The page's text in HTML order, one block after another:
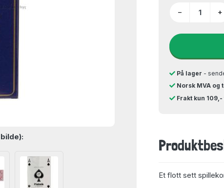
− +
På lager -
Norsk MVA og
Frakt kun 109,-
Et flott sett